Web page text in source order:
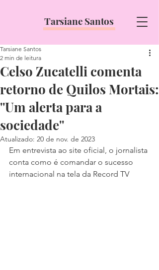
Tarsiane Santos
Celso Zucatelli comenta
retorno de Quilos Mortais:
''Um alerta para a
sociedade''
Tarsiane Santos
2 min de leitura
Atualizado: 20 de nov. de 2023
Em entrevista ao site oficial, o jornalista
conta como é comandar o sucesso
internacional na tela da Record TV